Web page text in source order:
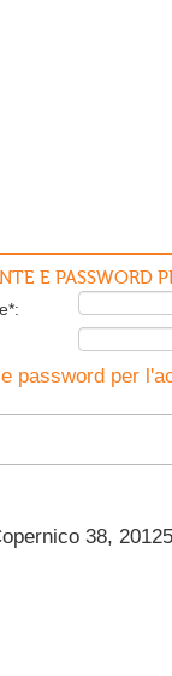
E PASSWORD
password per
38,